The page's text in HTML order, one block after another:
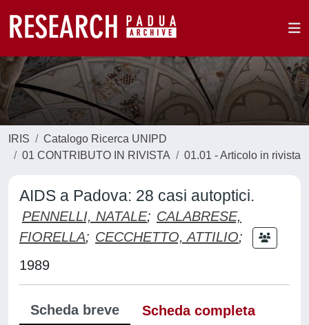
IRIS
Catalogo Ricerca UNIPD
01 CONTRIBUTO IN RIVISTA
01.01 - Articolo in rivista
AIDS a Padova: 28 casi autoptici.
PENNELLI, NATALE; CALABRESE,
FIORELLA; CECCHETTO, ATTILIO;
1989
Scheda breve
Scheda completa